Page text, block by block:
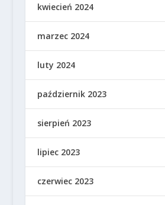
kwiecień 2024
marzec 2024
luty 2024
październik 2023
sierpień 2023
lipiec 2023
czerwiec 2023